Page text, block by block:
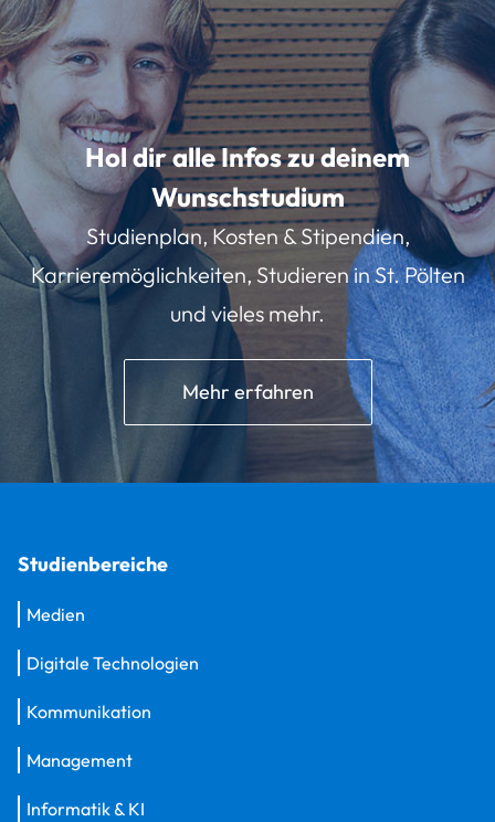
Hol dir alle Infos zu deinem
Wunschstudium
Studienplan, Kosten & Stipendien,
Karrieremöglichkeiten, Studieren in St. Pölten
und vieles mehr.
Mehr erfahren
Studienbereiche
Medien
Digitale Technologien
Kommunikation
Management
Informatik & KI